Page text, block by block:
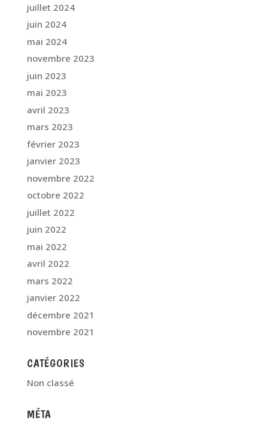
juillet 2024
juin 2024
mai 2024
novembre 2023
juin 2023
mai 2023
avril 2023
mars 2023
février 2023
janvier 2023
novembre 2022
octobre 2022
juillet 2022
juin 2022
mai 2022
avril 2022
mars 2022
janvier 2022
décembre 2021
novembre 2021
CATÉGORIES
Non classé
MÉTA